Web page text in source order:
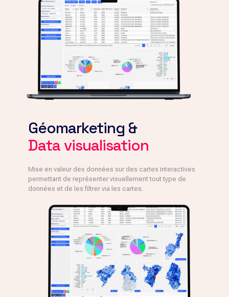
Géomarketing &
Data visualisation
Mise en valeur des données sur des cartes interactives
permettant de représenter visuellement tout type de
données et de les filtrer via les cartes.